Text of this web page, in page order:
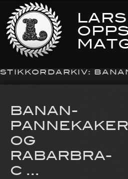
STIKKORDARKIV:
BANAN-
PANNEKAKER
OG
RABARBRA-
C ...